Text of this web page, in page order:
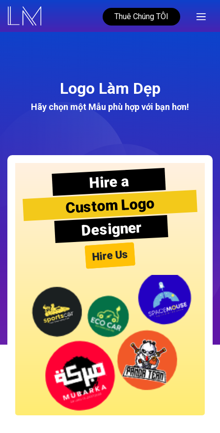
Thuê Chúng TÔI
Logo Làm Dẹp
Hãy chọn một Mẫu phù hợp với bạn hơn!
Hire a
Custom Logo
Designer
Hire Us